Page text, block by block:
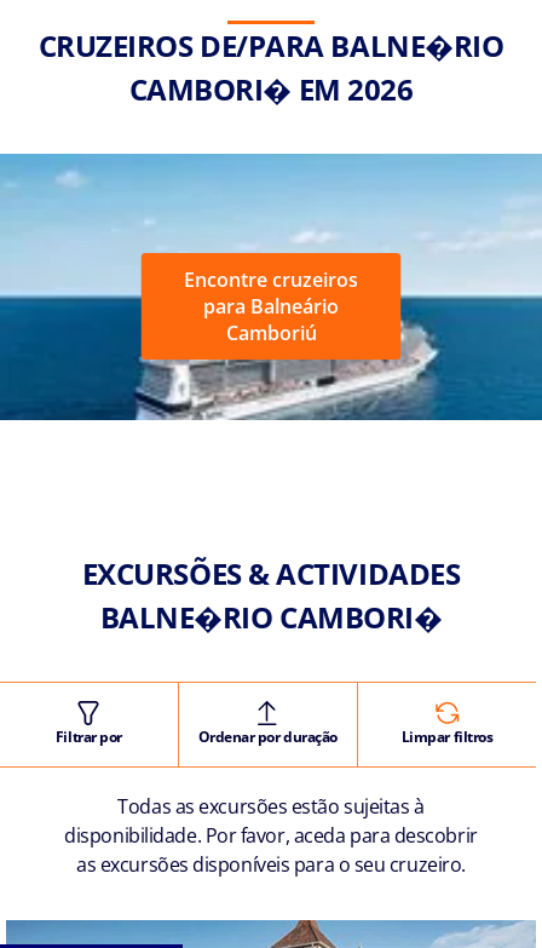
CRUZEIROS DE/PARA BALNE�RIO
CAMBORI� EM 2026
Encontre cruzeiros
para Balneário
Camboriú
EXCURSÕES & ACTIVIDADES
BALNE�RIO CAMBORI�
Filtrar por Ordenar por duração Limpar filtros
Todas as excursões estão sujeitas à
disponibilidade. Por favor, aceda para descobrir
as excursões disponíveis para o seu cruzeiro.